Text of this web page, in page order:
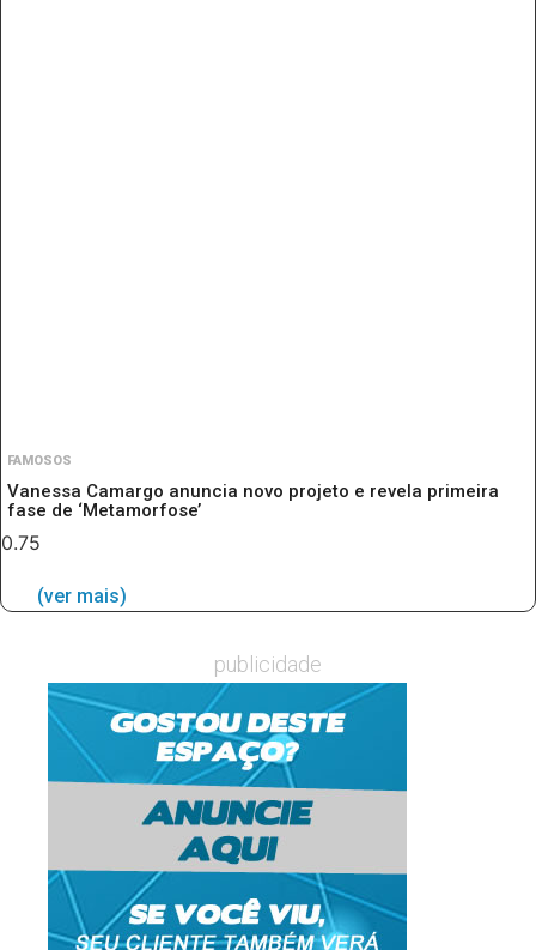
FAMOSOS
Vanessa Camargo anuncia novo projeto e revela primeira
fase de ‘Metamorfose’
(ver mais)
publicidade